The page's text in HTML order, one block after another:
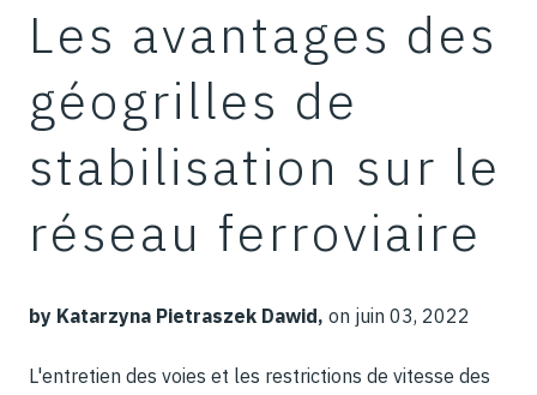
Les avantages des
géogrilles de
stabilisation sur le
réseau ferroviaire
by Katarzyna Pietraszek Dawid, on juin 03, 2022
L'entretien des voies et les restrictions de vitesse des